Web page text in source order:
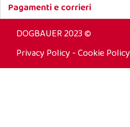
Pagamenti e corrieri
DOGBAUER 2023 ©
Privacy Policy -Cookie Policy